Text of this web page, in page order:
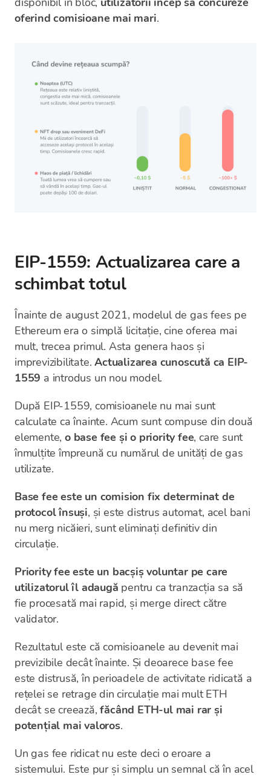
oferind comisioane mai mari.
EIP-1559: Actualizarea care a
schimbat totul
Înainte de august 2021, modelul de gas fees pe
Ethereum era o simplă licitație, cine oferea mai
mult, trecea primul. Asta genera haos și
imprevizibilitate.Actualizarea cunoscută ca EIP-
1559 a introdus un nou model.
După EIP-1559, comisioanele nu mai sunt
calculate ca înainte. Acum sunt compuse din două
elemente,o base fee și o priority fee, care sunt
înmulțite împreună cu numărul de unități de gas
utilizate.
Base fee este un comision fix determinat de
protocol însuși, și este distrus automat, acel bani
nu merg nicăieri, sunt eliminați definitiv din
circulație.
Priority fee este un bacșiș voluntar pe care
utilizatorul îl adaugă pentru ca tranzacția sa să
fie procesată mai rapid, și merge direct către
validator.
Rezultatul este că comisioanele au devenit mai
previzibile decât înainte. Și deoarece base fee
este distrusă, în perioadele de activitate ridicată a
rețelei se retrage din circulație mai mult ETH
decât se creează,făcând ETH-ul mai rar și
potențial mai valoros.
Un gas fee ridicat nu este deci o eroare a
sistemului. Este pur și simplu un semnal că în acel